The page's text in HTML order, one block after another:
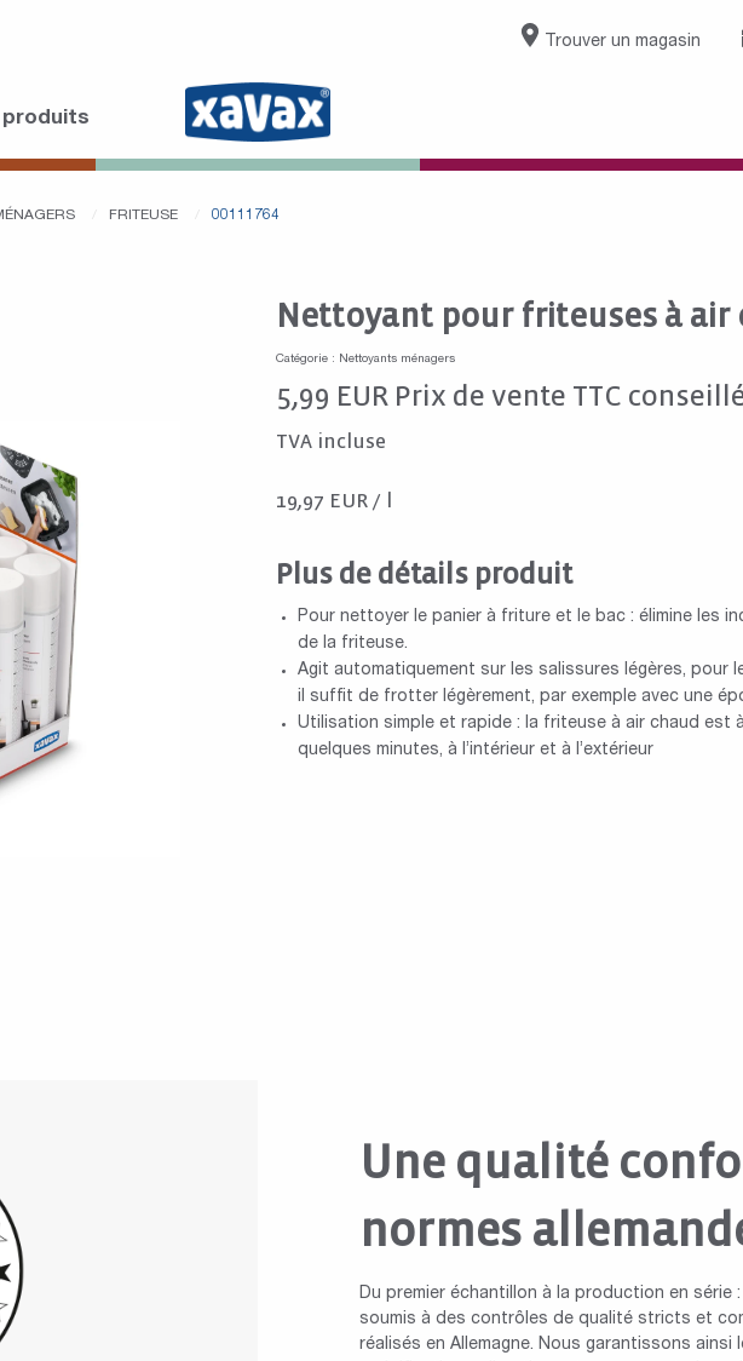
Trouver un magasin
FRITEUSE 00111764
Nettoyant pour friteuses à air
Catégorie : Nettoyants ménagers
5,99 EUR Prix de vente TTC
TVA incluse
19,97 EUR / l
Plus de détails produit
Pour nettoyer le panier à friture et le bac : élimine les
de la friteuse.
Agit automatiquement sur les salissures légères, pour
il suffit de frotter légèrement, par exemple avec une
Utilisation simple et rapide : la friteuse à air chaud est
quelques minutes, à l’intérieur et à l’extérieur
Une qualité
normes
Du premier échantillon à la production en série
soumis à des contrôles de qualité stricts et
réalisés en Allemagne. Nous garantissons